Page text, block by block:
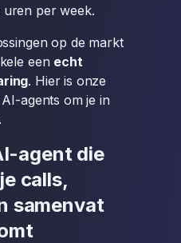
uren per week.
op de markt
een echt
. Hier is onze
agents om je in
agent die
calls,
samenvat